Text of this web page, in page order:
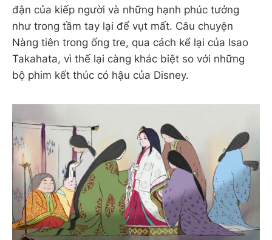
đận của kiếp người và những hạnh phúc tưởng
như trong tầm tay lại để vụt mất. Câu chuyện
Nàng tiên trong ống tre, qua cách kể lại của Isao
Takahata, vì thế lại càng khác biệt so với những
bộ phim kết thúc có hậu của Disney.